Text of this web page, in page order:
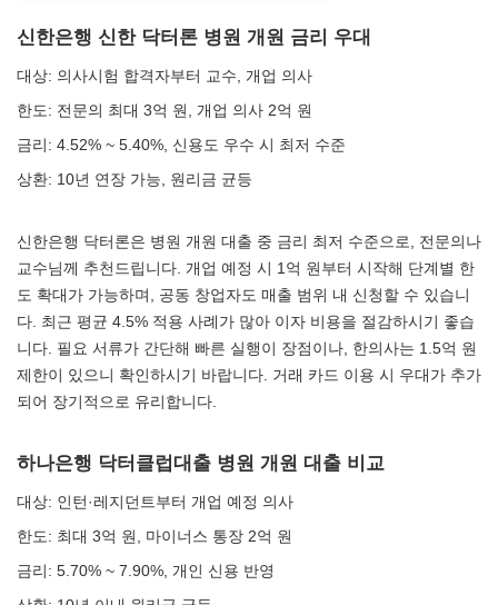
신한은행 신한 닥터론 병원 개원 금리 우대
대상: 의사시험 합격자부터 교수, 개업 의사
한도: 전문의 최대 3억 원, 개업 의사 2억 원
금리: 4.52% ~ 5.40%, 신용도 우수 시 최저 수준
상환: 10년 연장 가능, 원리금 균등
신한은행 닥터론은 병원 개원 대출 중 금리 최저 수준으로, 전문의나
교수님께 추천드립니다. 개업 예정 시 1억 원부터 시작해 단계별 한
도 확대가 가능하며, 공동 창업자도 매출 범위 내 신청할 수 있습니
다. 최근 평균 4.5% 적용 사례가 많아 이자 비용을 절감하시기 좋습
니다. 필요 서류가 간단해 빠른 실행이 장점이나, 한의사는 1.5억 원
제한이 있으니 확인하시기 바랍니다. 거래 카드 이용 시 우대가 추가
되어 장기적으로 유리합니다.
하나은행 닥터클럽대출 병원 개원 대출 비교
대상: 인턴·레지던트부터 개업 예정 의사
한도: 최대 3억 원, 마이너스 통장 2억 원
금리: 5.70% ~ 7.90%, 개인 신용 반영